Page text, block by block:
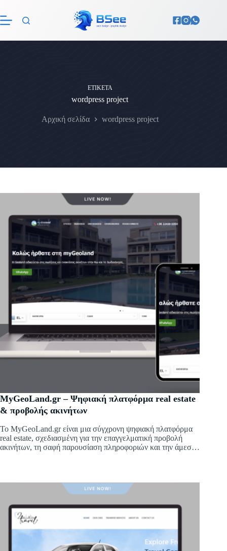
περιεχόμενο
ΕΤΙΚΈΤΑ
wordpress project
Αρχική σελίδα wordpress project
MyGeoLand.gr – Ψηφιακή πλατφόρμα real estate
& προβολής ακινήτων
Το MyGeoLand.gr είναι μια σύγχρονη ψηφιακή πλατφόρμα
real estate, σχεδιασμένη για την επαγγελματική προβολή
ακινήτων, τη σαφή παρουσίαση πληροφοριών και την άμεση